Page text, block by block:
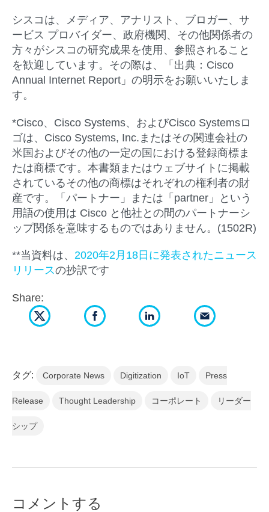
シスコは、メディア、アナリスト、ブロガー、サ
ービス プロバイダー、政府機関、その他関係者の
方々がシスコの研究成果を使用、参照されること
を歓迎しています。その際は、「出典：Cisco
Annual Internet Report」の明示をお願いいたしま
す。
*Cisco、Cisco Systems、およびCisco Systemsロ
ゴは、Cisco Systems, Inc.またはその関連会社の
米国およびその他の一定の国における登録商標ま
たは商標です。本書類またはウェブサイトに掲載
されているその他の商標はそれぞれの権利者の財
産です。「パートナー」または「partner」という
用語の使用は Cisco と他社との間のパートナーシ
ップ関係を意味するものではありません。(1502R)
**当資料は、 2020年2月18日に発表されたニュース
リリースの抄訳です
Share:
タグ: Corporate News Digitization IoT Press
Release Thought Leadership コーポレート リーダー
シップ
コメントする